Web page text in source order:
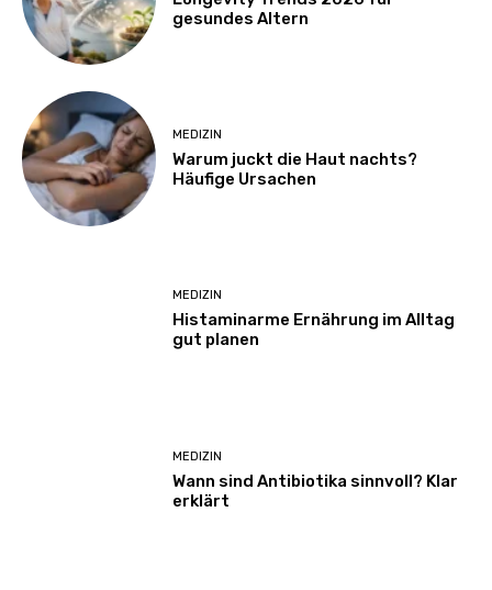
gesundes Altern
MEDIZIN
Warum juckt die Haut nachts?
Häufige Ursachen
MEDIZIN
Histaminarme Ernährung im Alltag
gut planen
MEDIZIN
Wann sind Antibiotika sinnvoll? Klar
erklärt